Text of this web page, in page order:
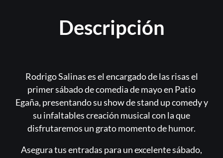
Descripción
Rodrigo Salinas es el encargado de las risas el
primer sábado de comedia de mayo en Patio
Egaña, presentando su show de stand up comedy y
su infaltables creación musical con la que
disfrutaremos un grato momento de humor.
Asegura tus entradas para un excelente sábado,